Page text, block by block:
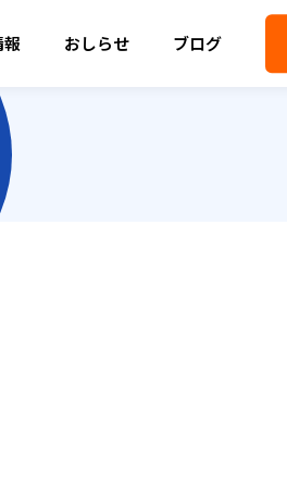
おしらせ ブログ